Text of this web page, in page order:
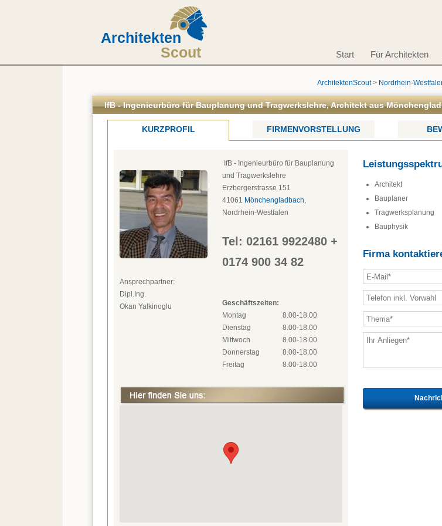
Architekten
Scout
Start Für Architekten
ArchitektenScout> Nordrhein-
IfB - Ingenieurbüro für Bauplanung und Tragwerkslehre, Architekt aus
KURZPROFIL FIRMENVORSTELLUNG
Ansprechpartner:
Dipl.Ing.
Okan Yalkinoglu
und Tragwerkslehre
Erzbergerstrasse 151
41061 Mönchengladbach
Nordrhein-Westfalen
Tel: 02161 9922480 +
0174 900 34 82
Geschäftszeiten:
Montag
8.00-18.00
Dienstag
8.00-18.00
Mittwoch
8.00-18.00
Donnerstag
8.00-18.00
Freitag
8.00-18.00
Architekt
Bauplaner
Tragwerksplanung
Bauphysik
Firma